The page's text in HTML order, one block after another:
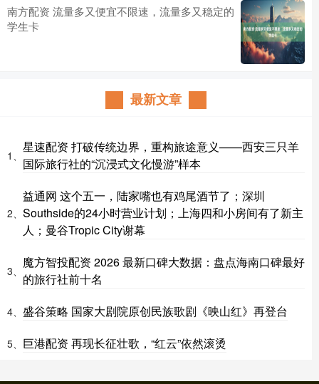
南方配资 流量多又便宜不限速，流量多又稳定的
学生卡
最新文章
1、
星速配资 打破传统边界，重构旅途意义——西安三只羊
国际旅行社的“沉浸式文化慢游”样本
2、
益通网 这个五一，陆家嘴也有鸡尾酒节了；深圳
Southside的24小时营业计划；上海四和小房间有了新主
人；曼谷Tropic City谢幕
3、
魔方智投配资 2026 最新口碑大数据：盘点海南口碑最好
的旅行社前十名
4、 盛谷策略 国家大剧院原创民族歌剧《映山红》再登台
5、 巨港配资 再现长征壮歌，“红云”依然滚烫